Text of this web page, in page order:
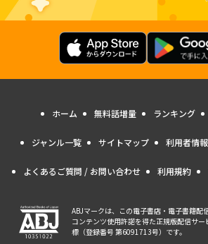
ホーム 無料話増量 ランキング
ジャンル一覧 サイトマップ 利用者情
よくあるご質問 / お問い合わせ 利用規約
ABJマークは、この電子書店・電子書籍配
コンテンツ使用許諾を得た正規版配信サ
標（登録番号 第6091713号）です。